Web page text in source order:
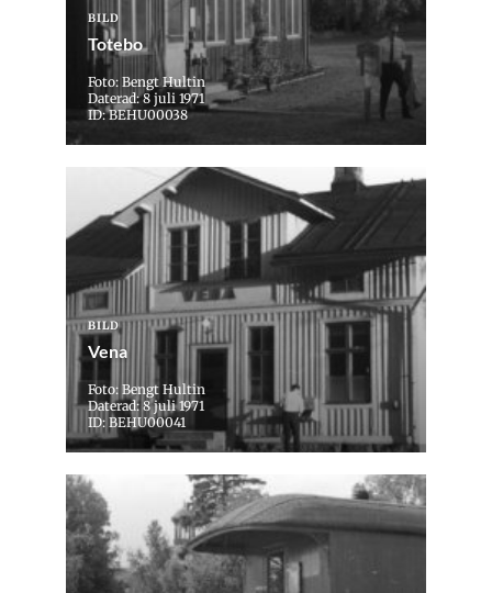
BILD
Totebo
Foto: Bengt Hultin
Daterad: 8 juli 1971
ID: BEHU00038
BILD
Vena
Foto: Bengt Hultin
Daterad: 8 juli 1971
ID: BEHU00041